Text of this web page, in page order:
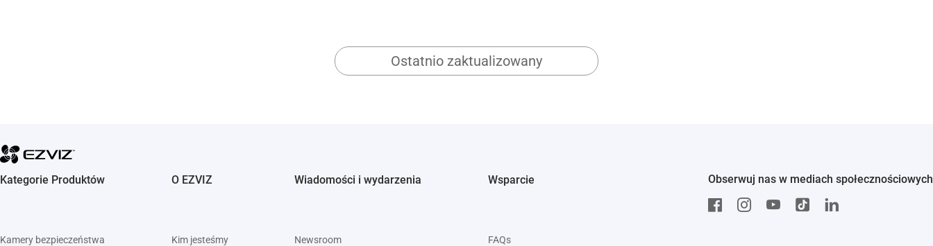
Ostatnio zaktualizowany
Kategorie Produktów
Kamery bezpieczeństwa
O EZVIZ
Kim jesteśmy
Wiadomości i wydarzenia
Newsroom
Wsparcie
FAQs
Obserwuj nas w mediach społecznościowych